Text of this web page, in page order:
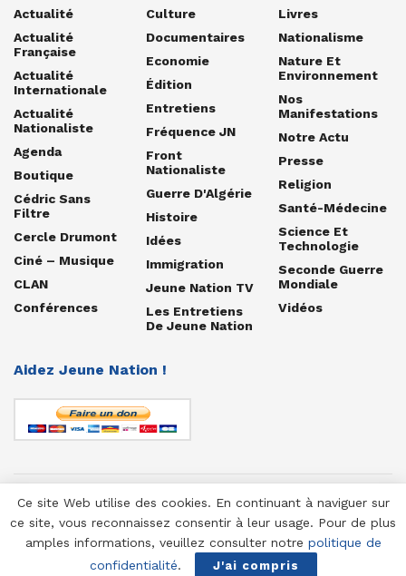
Actualité
Actualité
Française
Actualité
Internationale
Actualité
Nationaliste
Agenda
Boutique
Cédric Sans
Filtre
Cercle Drumont
Ciné – Musique
CLAN
Conférences
Culture
Documentaires
Economie
Édition
Entretiens
Fréquence JN
Front
Nationaliste
Guerre D'Algérie
Histoire
Idées
Immigration
Jeune Nation TV
Les Entretiens
De Jeune Nation
Livres
Nationalisme
Nature Et
Environnement
Nos
Manifestations
Notre Actu
Presse
Religion
Santé-Médecine
Science Et
Technologie
Seconde Guerre
Mondiale
Vidéos
Aidez Jeune Nation !
© 1958-2025 Jeune Nation
Ce site Web utilise des cookies. En continuant à naviguer sur
ce site, vous reconnaissez consentir à leur usage. Pour de plus
amples informations, veuillez consulter notre politique de
confidentialité. J'ai compris